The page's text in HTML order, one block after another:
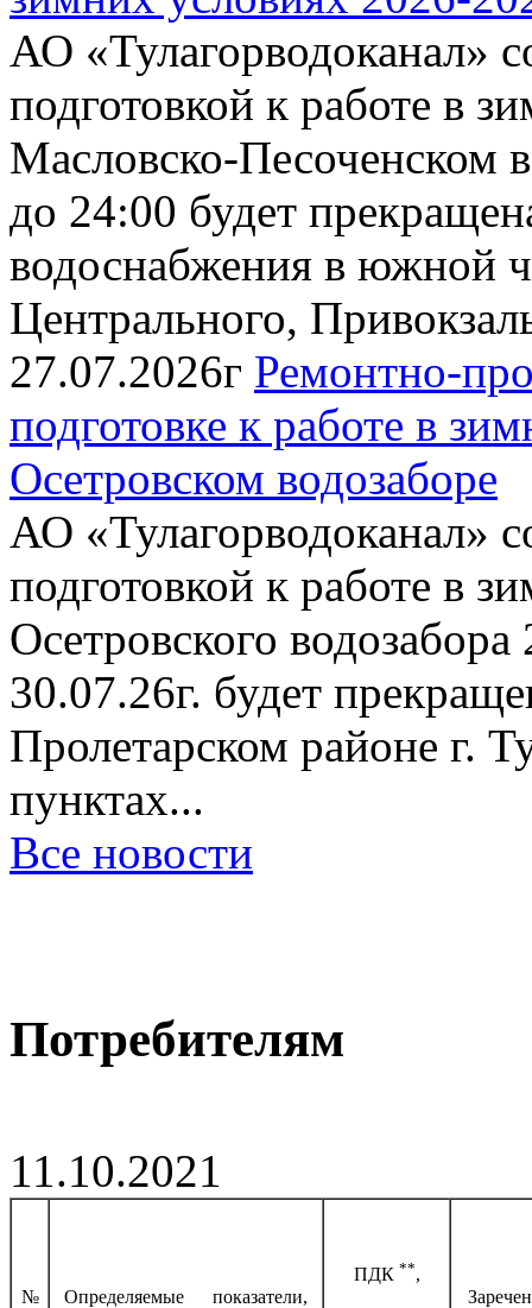
АО «Тулагорводоканал»
подготовкой к работе в
Масловско-Песоченском
до 24:00 будет
водоснабжения в южной
Центрального,
27.07.2026г Ремонтно-
подготовке к работе в
Осетровском водозаборе
АО «Тулагорводоканал»
подготовкой к работе в
Осетровского
30.07.26г. будет
Пролетарском районе г.
пунктах...
Все новости
Потребителям
11.10.2021
№
Определяемые показатели,
ПДК **,